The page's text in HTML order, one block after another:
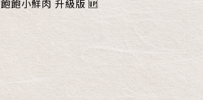
飽飽小鮮肉 升級版 🆙